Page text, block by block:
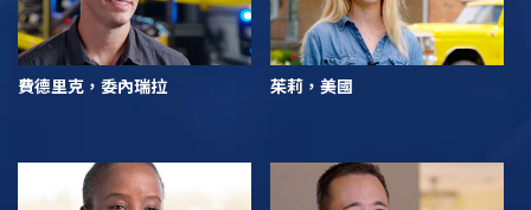
費德里克，委內瑞拉 茱莉，美國